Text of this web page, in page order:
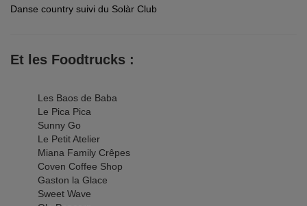
Danse country suivi du Solàr Club
Et les Foodtrucks :
Les Baos de Baba
Le Pica Pica
Sunny Go
Le Petit Atelier
Miana Family Crêpes
Coven Coffee Shop
Gaston la Glace
Sweet Wave